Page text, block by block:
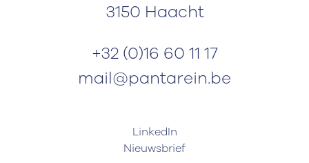
LinkedIn
Nieuwsbrief
3150 Haacht
+32 (0)16 60 11 17
mail@pantarein.be